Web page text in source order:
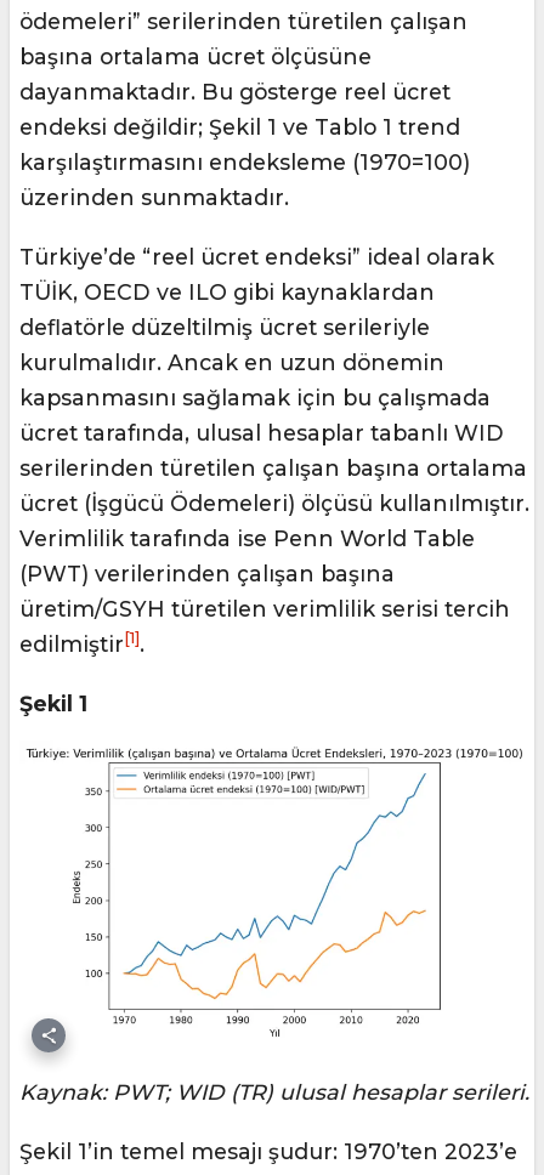
ödemeleri” serilerinden türetilen çalışan
başına ortalama ücret ölçüsüne
dayanmaktadır. Bu gösterge reel ücret
endeksi değildir; Şekil 1 ve Tablo 1 trend
karşılaştırmasını endeksleme (1970=100)
üzerinden sunmaktadır.
Türkiye’de “reel ücret endeksi” ideal olarak
TÜİK, OECD ve ILO gibi kaynaklardan
deflatörle düzeltilmiş ücret serileriyle
kurulmalıdır. Ancak en uzun dönemin
kapsanmasını sağlamak için bu çalışmada
ücret tarafında, ulusal hesaplar tabanlı WID
serilerinden türetilen çalışan başına ortalama
ücret (İşgücü Ödemeleri) ölçüsü kullanılmıştır.
Verimlilik tarafında ise Penn World Table
(PWT) verilerinden çalışan başına
üretim/GSYH türetilen verimlilik serisi tercih
edilmiştir[1].
Şekil 1
Kaynak: PWT; WID (TR) ulusal hesaplar serileri.
Şekil 1’in temel mesajı şudur: 1970’ten 2023’e